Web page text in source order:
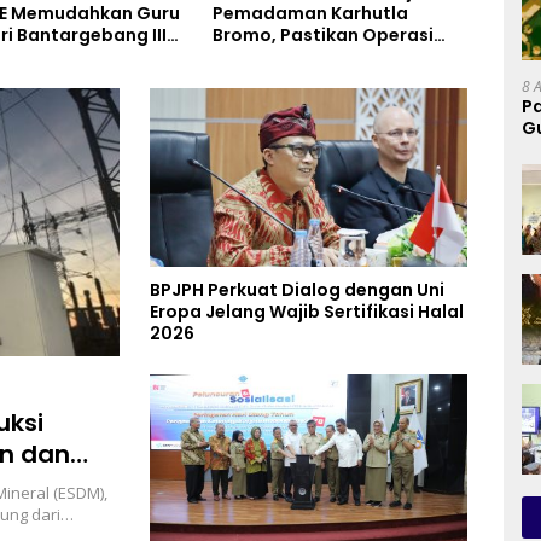
Karhutla
Operasi
Pembelajaran Elektronika
Berbasis Mobile di SMK
Inovasi Pembelajaran
1
dan
(ESDM),
dari…
BPJPH Perkuat Dialog dengan Uni
Eropa Jelang Wajib Sertifikasi Halal
2026
8